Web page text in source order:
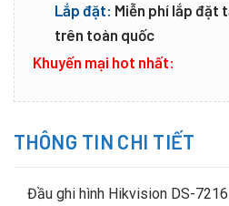
Lắp đặt: Miễn phí lắp đặt
trên toàn quốc
Khuyến mại hot nhất:
THÔNG TIN CHI TIẾT
Đầu ghi hình Hikvision DS-